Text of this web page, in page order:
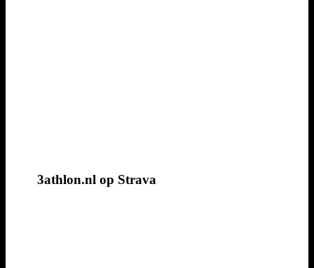
3athlon.nl op Strava